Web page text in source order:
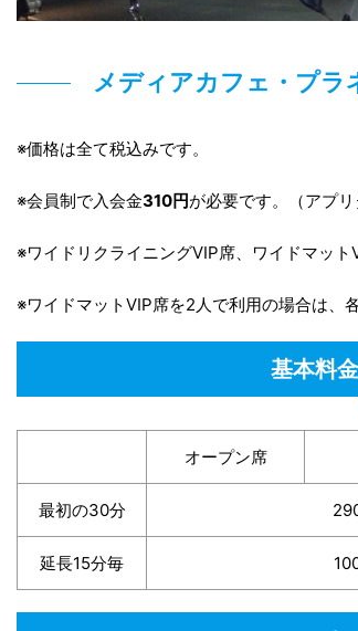
メディアカフェ・プラ
※価格は全て税込みです。
※会員制で入会金310円が必要です。（アプ
※ワイドリクライニングVIP席、ワイドマット
※ワイドマットVIP席を2人で利用の場合は、
基本料
オープン席
最初の30分
延長15分毎